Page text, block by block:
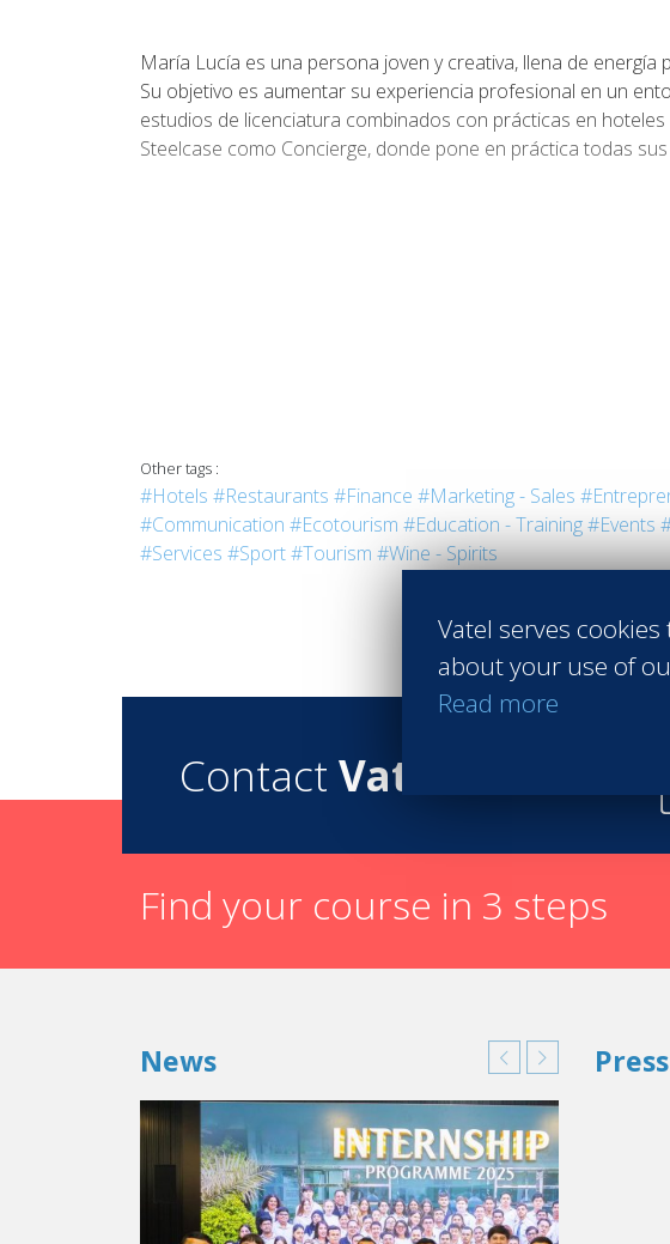
María Lucía es una persona joven y creativa, llena de
Su objetivo es aumentar su experiencia profesional en un
estudios de licenciatura combinados con prácticas en
Steelcase como Concierge, donde pone en práctica todas
Other tags :
#Hotels #Restaurants #Finance #Marketing - Sales
#Communication #Ecotourism #Education - Training#Events
#Services #Sport#Tourism #Wine - Spirits
Contact Vatel
Find your course in 3 steps
News
Vatel serves
about your use of
Read more